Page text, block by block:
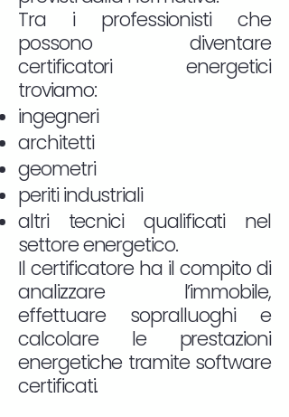
Tra i professionisti che
possono diventare
certificatori energetici
troviamo:
ingegneri
architetti
geometri
periti industriali
altri tecnici qualificati nel
settore energetico.
Il certificatore ha il compito di
analizzare l’immobile,
effettuare sopralluoghi e
calcolare le prestazioni
energetiche tramite software
certificati.